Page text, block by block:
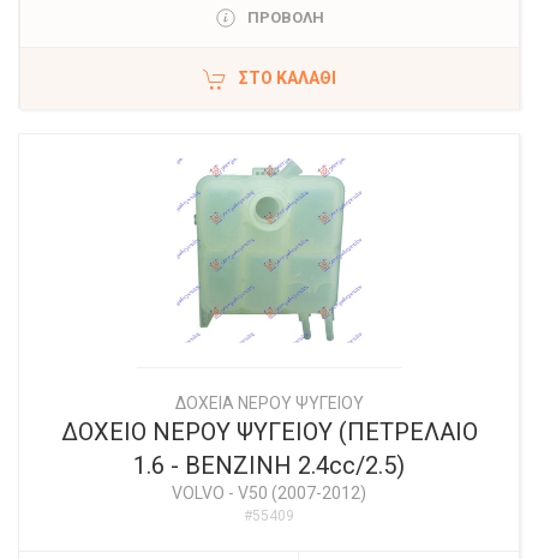
ΠΡΟΒΟΛΗ
ΣΤΟ ΚΑΛΆΘΙ
ΔΟΧΕΙΑ ΝΕΡΟΥ ΨΥΓΕΙΟΥ
ΔΟΧΕΙΟ ΝΕΡΟΥ ΨΥΓΕΙΟΥ (ΠΕΤΡΕΛΑΙΟ
1.6 - ΒΕΝΖΙΝΗ 2.4cc/2.5)
VOLVO - V50 (2007-2012)
#55409